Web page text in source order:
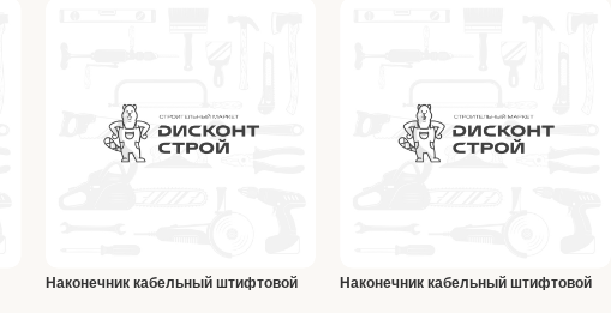
Наконечник кабельный штифтовой
Наконечник кабельный штифтовой